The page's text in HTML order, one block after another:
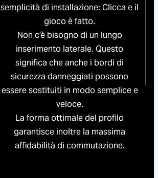
semplicità di installazione: Clicca e il
gioco è fatto.
Non c’è bisogno di un lungo
inserimento laterale. Questo
significa che anche i bordi di
sicurezza danneggiati possono
essere sostituiti in modo semplice e
veloce.
La forma ottimale del profilo
garantisce inoltre la massima
affidabilità di commutazione.